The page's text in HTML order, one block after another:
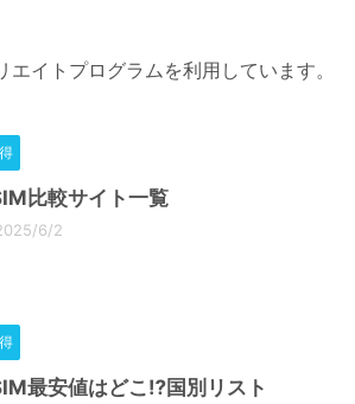
エイトプログラムを利用しています。
比較サイト一覧
6/2
最安値はどこ⁉︎国別リスト